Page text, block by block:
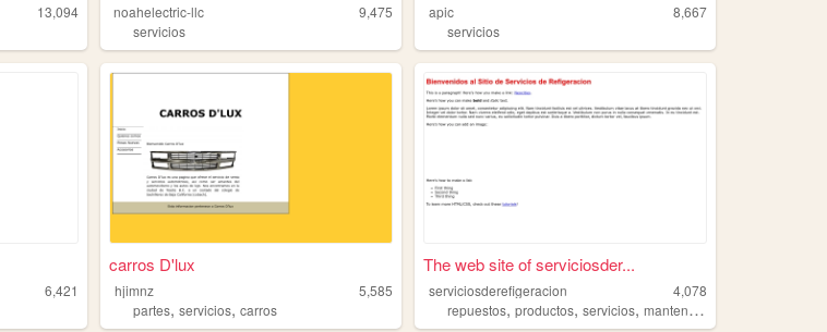
13,094
noahelectric-llc
9,475
servicios
apic
8,667
servicios
6,421
carros D'lux
hjimnz
5,585
partes,servicios,carros
The web site of serviciosder...
serviciosderefigeracion
4,078
repuestos,productos,servicios,mantenimiento